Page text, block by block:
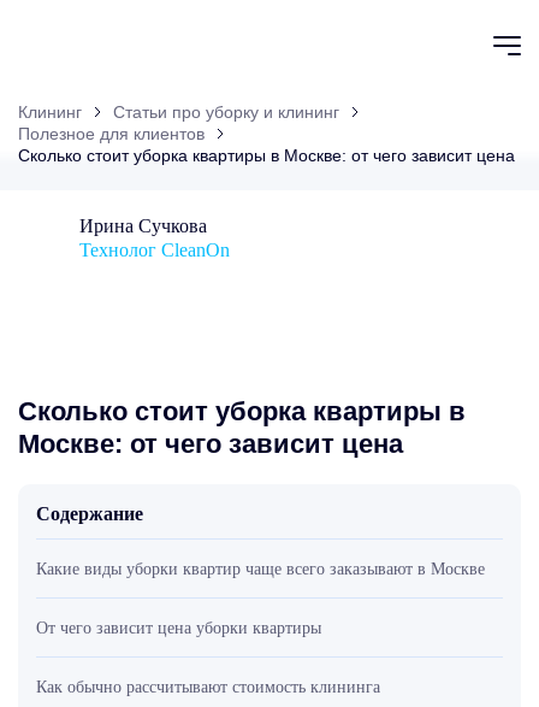
Клининг
Статьи про уборку и клининг
Полезное для клиентов
Сколько стоит уборка квартиры в Москве: от чего зависит цена
Ирина Сучкова
Технолог CleanOn
Сколько стоит уборка квартиры в
Москве: от чего зависит цена
Содержание
Какие виды уборки квартир чаще всего заказывают в Москве
От чего зависит цена уборки квартиры
Как обычно рассчитывают стоимость клининга